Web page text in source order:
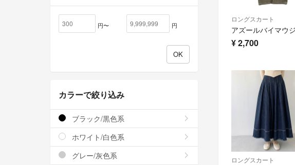
ロングスカート
¥2,700
ロングスカート
円〜 円
カラーで絞り込み
ブラック/黒色系
ホワイト/白色系
グレー/灰色系